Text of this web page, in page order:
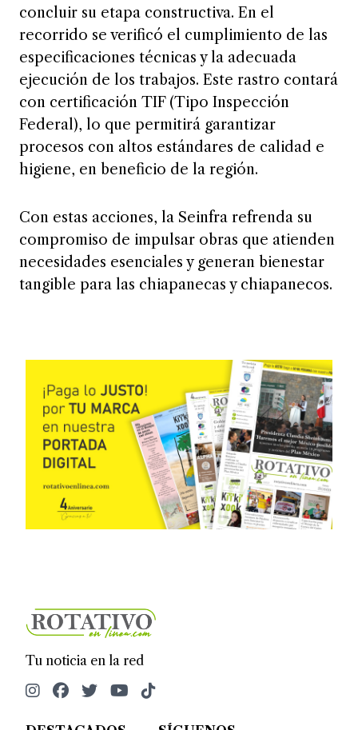
concluir su etapa constructiva. En el
recorrido se verificó el cumplimiento de las
especificaciones técnicas y la adecuada
ejecución de los trabajos. Este rastro contará
con certificación TIF (Tipo Inspección
Federal), lo que permitirá garantizar
procesos con altos estándares de calidad e
higiene, en beneficio de la región.
Con estas acciones, la Seinfra refrenda su
compromiso de impulsar obras que atienden
necesidades esenciales y generan bienestar
tangible para las chiapanecas y chiapanecos.
Tu noticia en la red